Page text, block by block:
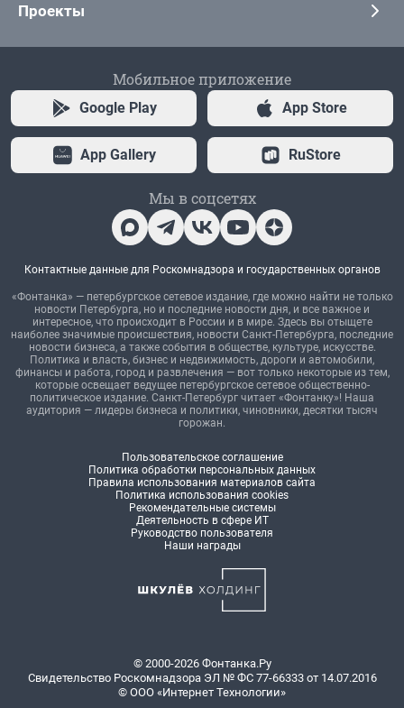
Проекты
Мобильное приложение
Google Play App Store
App Gallery RuStore
Мы в соцсетях
Контактные данные для Роскомнадзора и государственных органов
«Фонтанка» — петербургское сетевое издание, где можно найти не только
новости Петербурга, но и последние новости дня, и все важное и
интересное, что происходит в России и в мире. Здесь вы отыщете
наиболее значимые происшествия, новости Санкт-Петербурга, последние
новости бизнеса, а также события в обществе, культуре, искусстве.
Политика и власть, бизнес и недвижимость, дороги и автомобили,
финансы и работа, город и развлечения — вот только некоторые из тем,
которые освещает ведущее петербургское сетевое общественно-
политическое издание. Санкт-Петербург читает «Фонтанку»! Наша
аудитория — лидеры бизнеса и политики, чиновники, десятки тысяч
горожан.
Пользовательское соглашение
Политика обработки персональных данных
Правила использования материалов сайта
Политика использования cookies
Рекомендательные системы
Деятельность в сфере ИТ
Руководство пользователя
Наши награды
© 2000-2026 Фонтанка.Ру
Свидетельство Роскомнадзора ЭЛ № ФС 77-66333 от 14.07.2016
© ООО «Интернет Технологии»